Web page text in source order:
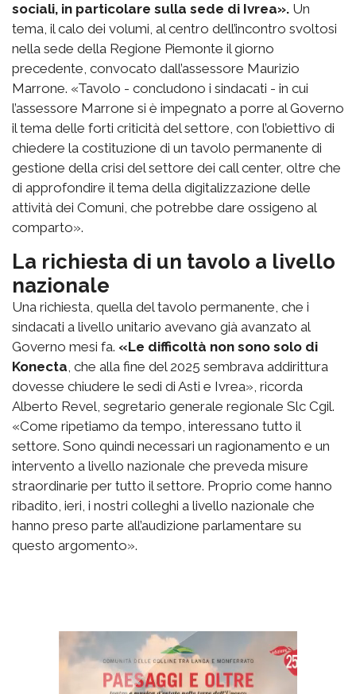
sociali, in particolare sulla sede di Ivrea». Un
tema, il calo dei volumi, al centro dell’incontro svoltosi
nella sede della Regione Piemonte il giorno
precedente, convocato dall’assessore Maurizio
Marrone. «Tavolo - concludono i sindacati - in cui
l’assessore Marrone si è impegnato a porre al Governo
il tema delle forti criticità del settore, con l’obiettivo di
chiedere la costituzione di un tavolo permanente di
gestione della crisi del settore dei call center, oltre che
di approfondire il tema della digitalizzazione delle
attività dei Comuni, che potrebbe dare ossigeno al
comparto».
La richiesta di un tavolo a livello
nazionale
Una richiesta, quella del tavolo permanente, che i
sindacati a livello unitario avevano già avanzato al
Governo mesi fa. «Le difficoltà non sono solo di
Konecta , che alla fine del 2025 sembrava addirittura
dovesse chiudere le sedi di Asti e Ivrea», ricorda
Alberto Revel, segretario generale regionale Slc Cgil.
«Come ripetiamo da tempo, interessano tutto il
settore. Sono quindi necessari un ragionamento e un
intervento a livello nazionale che preveda misure
straordinarie per tutto il settore. Proprio come hanno
ribadito, ieri, i nostri colleghi a livello nazionale che
hanno preso parte all’audizione parlamentare su
questo argomento».